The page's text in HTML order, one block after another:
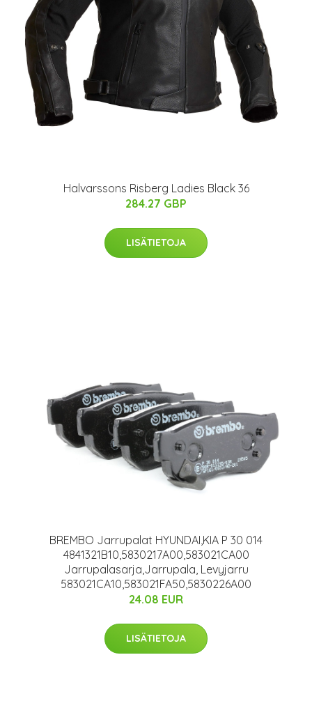
Halvarssons Risberg Ladies Black 36
284.27 GBP
LISÄTIETOJA
BREMBO Jarrupalat HYUNDAI,KIA P 30 014
4841321B10,5830217A00,583021CA00
Jarrupalasarja,Jarrupala, Levyjarru
583021CA10,583021FA50,5830226A00
24.08 EUR
LISÄTIETOJA